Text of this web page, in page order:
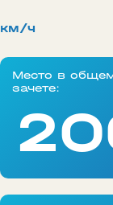
км/ч
Место в
зачете: